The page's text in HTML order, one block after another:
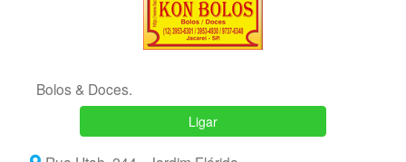
Bolos & Doces.
Ligar